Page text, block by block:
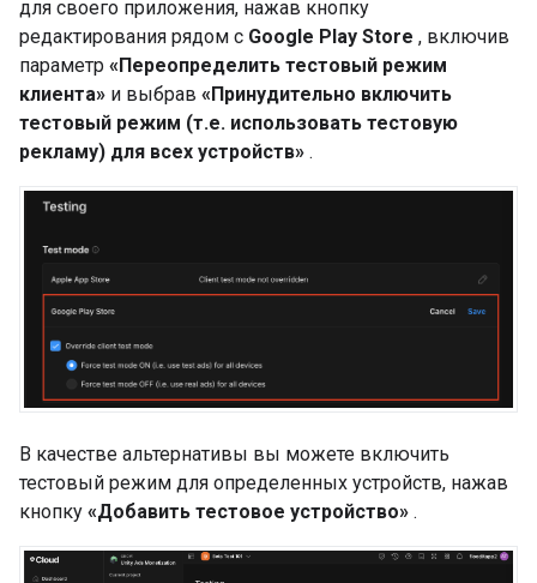
для своего приложения, нажав кнопку
редактирования рядом с Google Play Store , включив
параметр «Переопределить тестовый режим
клиента» и выбрав «Принудительно включить
тестовый режим (т.е. использовать тестовую
рекламу) для всех устройств» .
В качестве альтернативы вы можете включить
тестовый режим для определенных устройств, нажав
кнопку «Добавить тестовое устройство» .